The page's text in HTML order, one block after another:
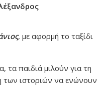
, με αφορμή το ταξίδι
τα παιδιά μιλούν για τη
των ιστοριών να ενώνουν